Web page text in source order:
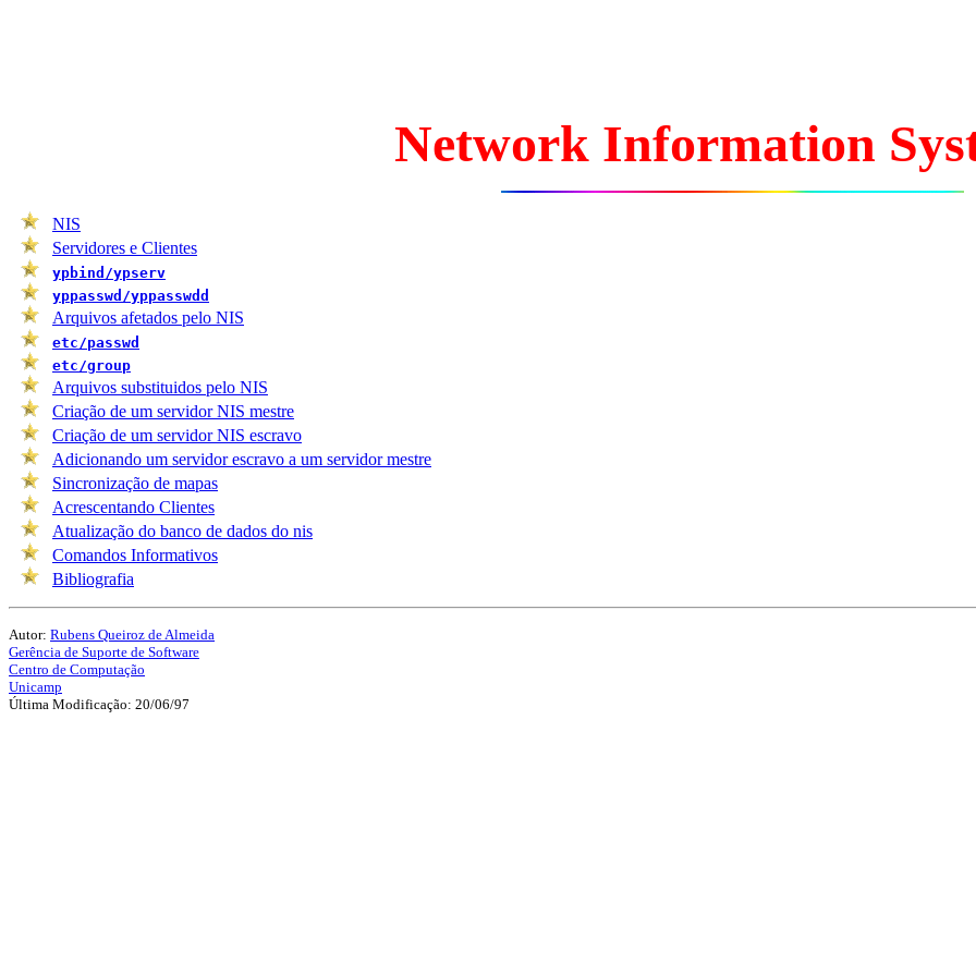
Network Information
NIS
Servidores e Clientes
ypbind/ypserv
yppasswd/yppasswdd
Arquivos afetados pelo NIS
etc/passwd
etc/group
Arquivos substituidos pelo NIS
Criação de um servidor NIS mestre
Criação de um servidor NIS escravo
Adicionando um servidor escravo a um servidor mestre
Sincronização de mapas
Acrescentando Clientes
Atualização do banco de dados do nis
Comandos Informativos
Bibliografia
Autor: Rubens Queiroz de Almeida
Gerência de Suporte de Software
Centro de Computação
Unicamp
Última Modificação: 20/06/97